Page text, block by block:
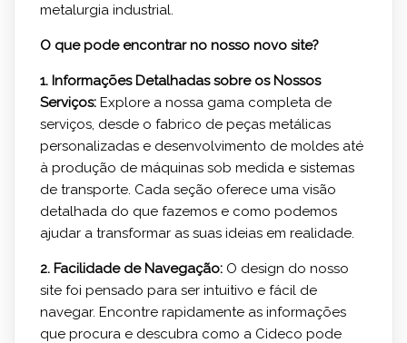
metalurgia industrial.
O que pode encontrar no nosso novo site?
1. Informações Detalhadas sobre os Nossos
Serviços:Explore a nossa gama completa de
serviços, desde o fabrico de peças metálicas
personalizadas e desenvolvimento de moldes até
à produção de máquinas sob medida e sistemas
de transporte. Cada seção oferece uma visão
detalhada do que fazemos e como podemos
ajudar a transformar as suas ideias em realidade.
2. Facilidade de Navegação:O design do nosso
site foi pensado para ser intuitivo e fácil de
navegar. Encontre rapidamente as informações
que procura e descubra como a Cideco pode